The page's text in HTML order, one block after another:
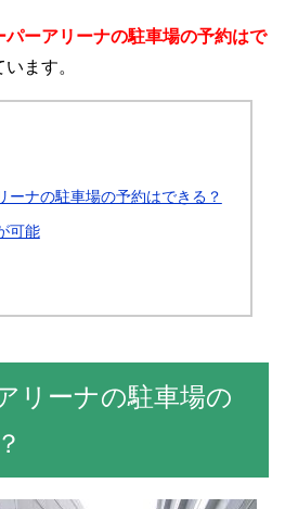
パーアリーナの駐車場の予約はで
ます。
ーナの駐車場の予約はできる？
可能
リーナの駐車場の